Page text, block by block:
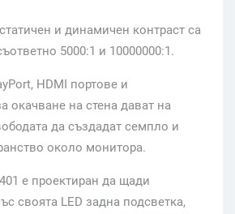
и динамичен контраст са
5000:1 и 10000000:1.
HDMI портове и
окачване на стена дават на
да създадат семпло и
около монитора.
е проектиран да щади
своята LED задна подсветка,